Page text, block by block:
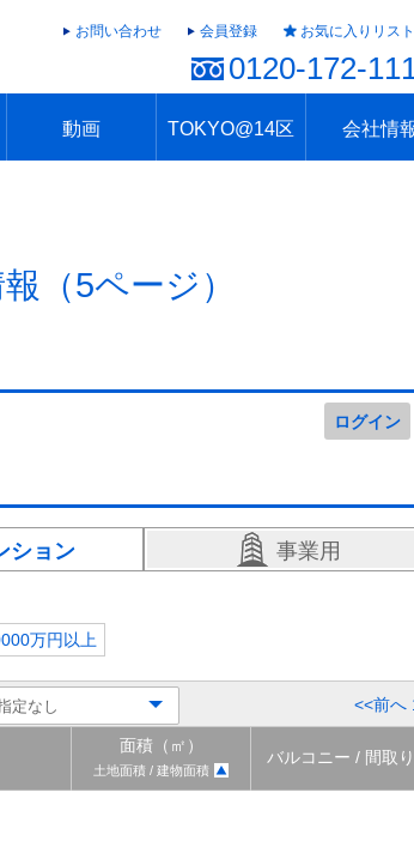
お問い合わせ 会員登録 お気に入りリスト
0120-172-
動画 TOKYO@14区 会社情
（5ページ）
ログイン
ション 事業用
万円以上
<<前へ
面積（㎡）
土地面積 / 建物面積
バルコニー / 間取り